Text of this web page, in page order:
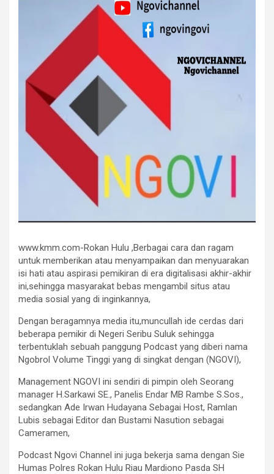
www.kmm.com-Rokan Hulu ,Berbagai cara dan ragam
untuk memberikan atau menyampaikan dan menyuarakan
isi hati atau aspirasi pemikiran di era digitalisasi akhir-akhir
ini,sehingga masyarakat bebas mengambil situs atau
media sosial yang di inginkannya,
Dengan beragamnya media itu,muncullah ide cerdas dari
beberapa pemikir di Negeri Seribu Suluk sehingga
terbentuklah sebuah panggung Podcast yang diberi nama
Ngobrol Volume Tinggi yang di singkat dengan (NGOVI),
Management NGOVI ini sendiri di pimpin oleh Seorang
manager H.Sarkawi SE., Panelis Endar MB Rambe S.Sos.,
sedangkan Ade Irwan Hudayana Sebagai Host, Ramlan
Lubis sebagai Editor dan Bustami Nasution sebagai
Cameramen,
Podcast Ngovi Channel ini juga bekerja sama dengan Sie
Humas Polres Rokan Hulu Riau Mardiono Pasda SH